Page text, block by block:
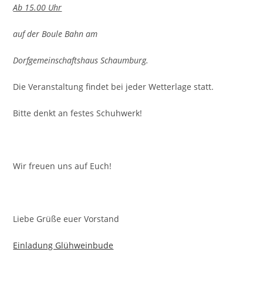
Ab 15.00 Uhr
auf der Boule Bahn am
Dorfgemeinschaftshaus Schaumburg.
Die Veranstaltung findet bei jeder Wetterlage statt.
Bitte denkt an festes Schuhwerk!
Wir freuen uns auf Euch!
Liebe Grüße euer Vorstand
Einladung Glühweinbude